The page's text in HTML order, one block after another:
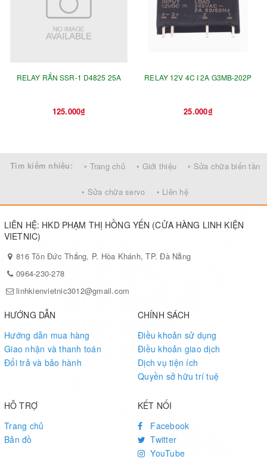
RELAY RẮN SSR-1 D4825 25A
125.000₫
RELAY 12V 4C I 2A G3MB-202P
25.000₫
Tìm kiếm nhiều: • Trang chủ • Giới thiệu • Sửa chữa biến tần
• Sửa chữa servo • Liên hệ
LIÊN HỆ: HKD PHẠM THỊ HỒNG YẾN (CỬA HÀNG LINH KIỆN
VIETNIC)
816 Tôn Đức Thắng, P. Hòa Khánh, TP. Đà Nẵng
0964-230-278
linhkienvietnic3012@gmail.com
HƯỚNG DẪN
Hướng dẫn mua hàng
Giao nhận và thanh toán
Đổi trả và bảo hành
CHÍNH SÁCH
Điều khoản sử dụng
Điều khoản giao dịch
Dịch vụ tiện ích
Quyền sở hữu trí tuệ
HỖ TRỢ
Trang chủ
Bản đồ
KẾT NỐI
Facebook
Twitter
YouTube